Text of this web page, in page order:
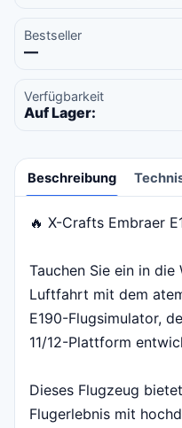
Bestseller
—
Verfügbarkeit
Auf Lager:
Beschreibung
Beschreibung
🔥 X-Crafts Embraer
Tauchen Sie ein in
Luftfahrt mit dem
E190-Flugsimulator,
11/12-Plattform
Dieses Flugzeug
Flugerlebnis mit